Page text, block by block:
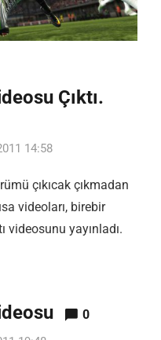
Çıktı.
14:58
çıkıcak çıkmadan
videoları, birebir
videosunu yayınladı.
0